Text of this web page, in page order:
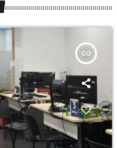
insert_link